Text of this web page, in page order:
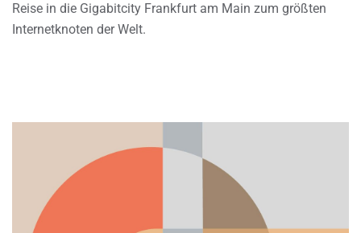
Reise in die Gigabitcity Frankfurt am Main zum größten
Internetknoten der Welt.